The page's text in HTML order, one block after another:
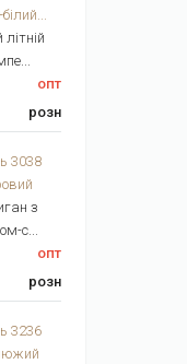
опт
розн
3038
з
с...
опт
розн
3236